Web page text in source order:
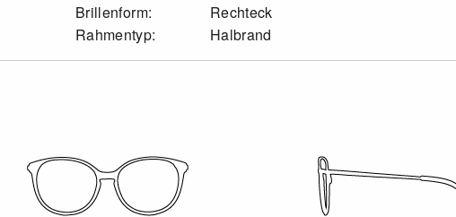
Brillenform:
Rechteck
Rahmentyp:
Halbrand